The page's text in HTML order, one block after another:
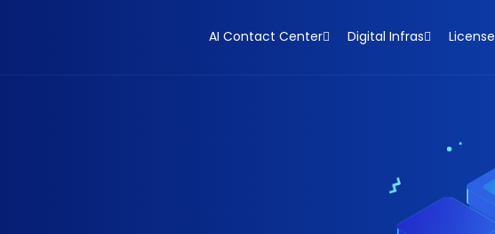
AI Contact Center Digital Infras License